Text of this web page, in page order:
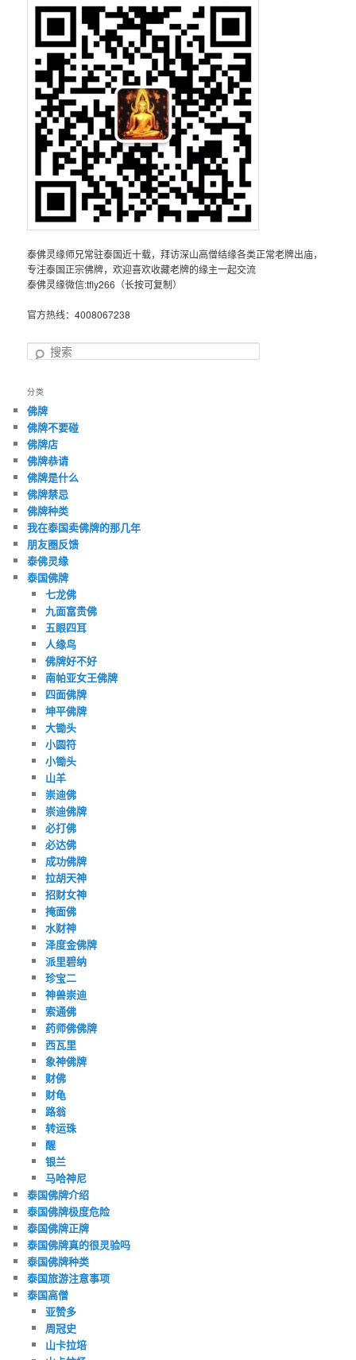
泰佛灵缘师兄常驻泰国近十载，拜访深山高僧结缘各类正常老牌出庙，
专注泰国正宗佛牌，欢迎喜欢收藏老牌的缘主一起交流
泰佛灵缘微信:tfly266（长按可复制）
官方热线：4008067238
搜
分类
佛牌
佛牌不要碰
佛牌店
佛牌恭请
佛牌是什么
佛牌禁忌
佛牌种类
我在泰国卖佛牌的那几年
朋友圈反馈
泰佛灵缘
泰国佛牌
七龙佛
九面富贵佛
五眼四耳
人缘鸟
佛牌好不好
南帕亚女王佛牌
四面佛牌
坤平佛牌
大锄头
小圆符
小锄头
山羊
崇迪佛
崇迪佛牌
必打佛
必达佛
成功佛牌
拉胡天神
招财女神
掩面佛
水财神
泽度金佛牌
派里碧纳
珍宝二
神兽崇迪
索通佛
药师佛佛牌
西瓦里
象神佛牌
财佛
财龟
路翁
转运珠
醒
银兰
马哈神尼
泰国佛牌介绍
泰国佛牌极度危险
泰国佛牌正牌
泰国佛牌真的很灵验吗
泰国佛牌种类
泰国旅游注意事项
泰国高僧
亚赞多
周冠史
山卡拉培